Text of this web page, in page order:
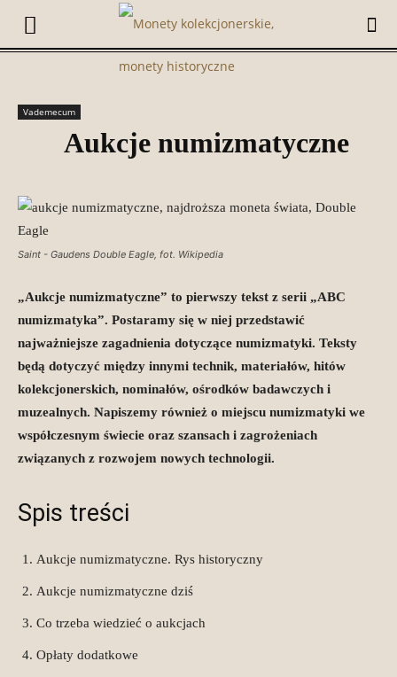
Vademecum
Aukcje numizmatyczne
Saint - Gaudens Double Eagle, fot. Wikipedia
„Aukcje numizmatyczne” to pierwszy tekst z serii „ABC
numizmatyka”. Postaramy się w niej przedstawić
najważniejsze zagadnienia dotyczące numizmatyki. Teksty
będą dotyczyć między innymi technik, materiałów, hitów
kolekcjonerskich, nominałów, ośrodków badawczych i
muzealnych. Napiszemy również o miejscu numizmatyki we
współczesnym świecie oraz szansach i zagrożeniach
związanych z rozwojem nowych technologii.
Spis treści
Aukcje numizmatyczne. Rys historyczny
Aukcje numizmatyczne dziś
Co trzeba wiedzieć o aukcjach
Opłaty dodatkowe